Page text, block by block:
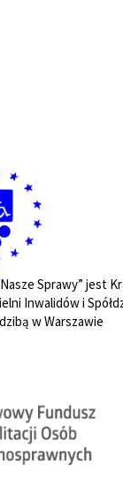
Sprawy” jest
Inwalidów i
w Warszawie